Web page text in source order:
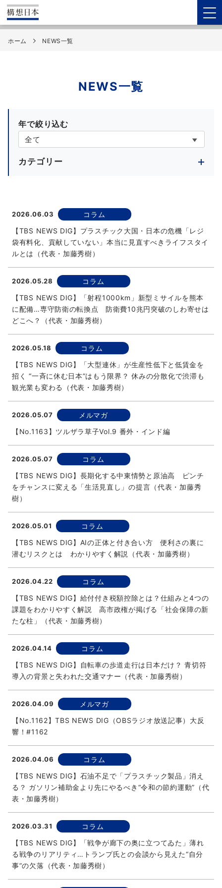
ホーム NEWS一覧
NEWS一覧
年で絞り込む
カテゴリー
2026.06.03
コラム
【TBS NEWS DIG】プラスチック大国・日本の危機「レジ
袋有料化、貢献していない」本当に見直すべきライフスタイ
ルとは（代表・加藤秀樹）
2026.05.28
コラム
【TBS NEWS DIG】「射程1000km」新型ミサイルを熊本
に配備…専守防衛の転換点 防衛費10兆円突破のしわ寄せは
どこへ？（代表・加藤秀樹）
2026.05.18
コラム
【TBS NEWS DIG】「大型連休」が生産性低下と低賃金を
招く “一斉に休む日本”はもう限界？ 休みの分散化で渋滞も
観光業も変わる（代表・加藤秀樹）
2026.05.07
メルマガ
【No.1163】ツルザラ草子Vol.9 番外・インド編
2026.05.07
コラム
【TBS NEWS DIG】長期化する中東情勢と原油高 ピンチ
をチャンスに変える「生活見直し」の提言（代表・加藤秀
樹）
2026.05.01
コラム
【TBS NEWS DIG】AIの正体と付き合い方 便利さの裏に
潜むリスクとは わかりやすく解説（代表・加藤秀樹）
2026.04.22
コラム
【TBS NEWS DIG】給付付き税額控除とは？仕組みと4つの
課題をわかりやすく解説 高市政権が掲げる「社会保障の新
たな柱」（代表・加藤秀樹）
2026.04.14
コラム
【TBS NEWS DIG】自転車の歩道走行は日本だけ？ 青切符
導入の背景と失われた交通マナー（代表・加藤秀樹）
2026.04.09
メルマガ
【No.1162】TBS NEWS DIG（OBSラジオ放送記事）大反
響！#1162
2026.04.06
コラム
【TBS NEWS DIG】石油不足で「プラスチック製品」消え
る？ ガソリン補助金より先にやるべき“令和の節約運動”（代
表・加藤秀樹）
2026.03.31
コラム
【TBS NEWS DIG】「戦争が廊下の奥に立つてゐた」薄れ
る戦争のリアリティ…トランプ氏との会談から見えた“自分
事”の欠落（代表・加藤秀樹）